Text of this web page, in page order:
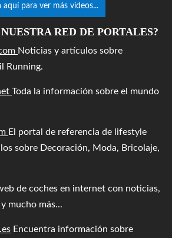
aquí para ver más videos...
RED DE PORTALES?
Noticias y artículos sobre
Running.
Toda la información sobre el mundo
El portal de referencia de lifestyle
sobre Decoración, Moda, Bricolaje,
de coches en internet con noticias,
mucho más...
Encuentra información sobre